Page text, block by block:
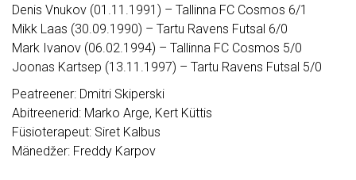
Denis Vnukov (01.11.1991) – Tallinna FC Cosmos 6/1
Mikk Laas (30.09.1990) – Tartu Ravens Futsal 6/0
Mark Ivanov (06.02.1994) – Tallinna FC Cosmos 5/0
Joonas Kartsep (13.11.1997) – Tartu Ravens Futsal 5/0
Peatreener: Dmitri Skiperski
Abitreenerid: Marko Arge, Kert Küttis
Füsioterapeut: Siret Kalbus
Mänedžer: Freddy Karpov